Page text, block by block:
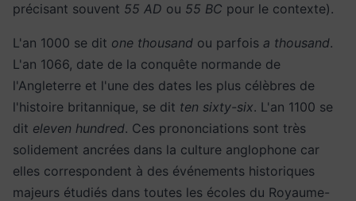
précisant souvent 55 AD ou 55 BC pour le contexte).
L'an 1000 se dit one thousand ou parfois a thousand.
L'an 1066, date de la conquête normande de
l'Angleterre et l'une des dates les plus célèbres de
l'histoire britannique, se dit ten sixty-six. L'an 1100 se
dit eleven hundred. Ces prononciations sont très
solidement ancrées dans la culture anglophone car
elles correspondent à des événements historiques
majeurs étudiés dans toutes les écoles du Royaume-